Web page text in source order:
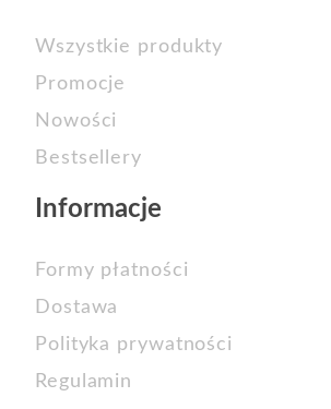
Wszystkie produkty
Promocje
Nowości
Bestsellery
Informacje
Formy płatności
Dostawa
Polityka prywatności
Regulamin